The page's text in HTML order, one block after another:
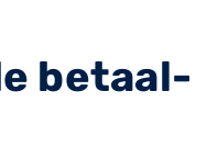
betaal-